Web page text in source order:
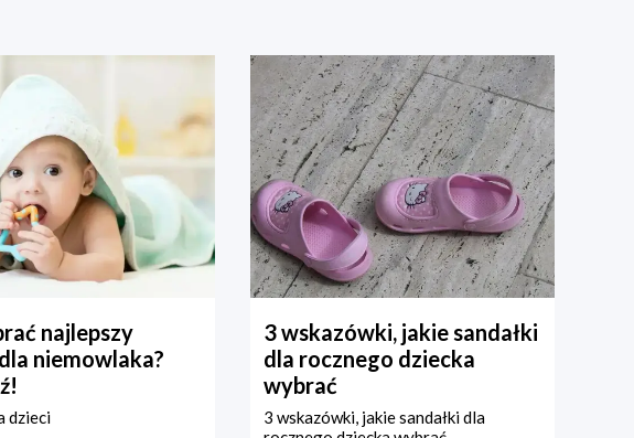
najlepszy
niemowlaka?
dzieci
3 wskazówki, jakie sandałki
dla rocznego dziecka
wybrać
3 wskazówki, jakie sandałki dla